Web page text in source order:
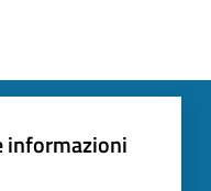
informazioni